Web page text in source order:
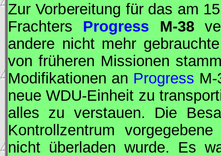
Zur Vorbereitung für das am
Frachters Progress M-38
andere nicht mehr
von früheren Missionen
Modifikationen an Progress
neueWDU-Einheit zu
alles zu verstauen. Die
Kontrollzentrum
nicht überladen wurde. Es